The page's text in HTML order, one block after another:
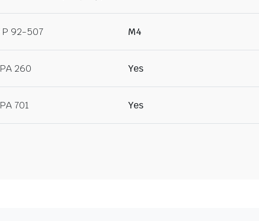
P 92-507 M4
260 Yes
701 Yes